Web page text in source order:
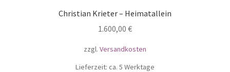
Christian Krieter – Heimatallein
1.600,00 €
zzgl. Versandkosten
Lieferzeit: ca. 5 Werktage